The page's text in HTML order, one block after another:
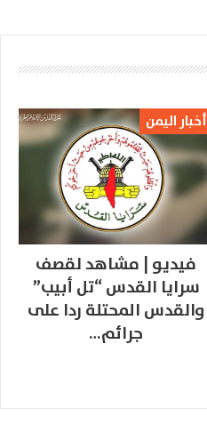
أخبار اليمن
فيديو | مشاهد لقصف
سرايا القدس “تل أبيب”
والقدس المحتلة ردا على
جرائم…